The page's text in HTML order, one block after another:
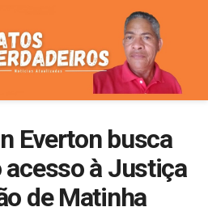
Everton busca
à Justiça
de Matinha